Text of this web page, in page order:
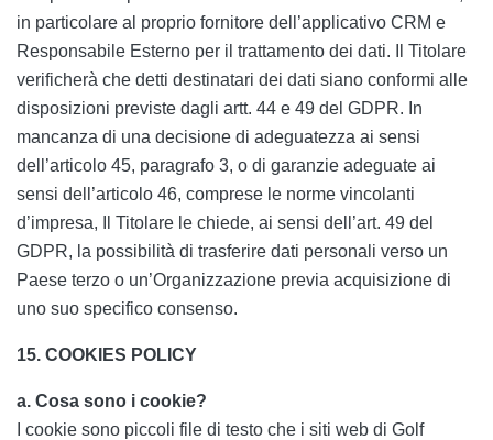
in particolare al proprio fornitore dell’applicativo CRM e
Responsabile Esterno per il trattamento dei dati. Il Titolare
verificherà che detti destinatari dei dati siano conformi alle
disposizioni previste dagli artt. 44 e 49 del GDPR. In
mancanza di una decisione di adeguatezza ai sensi
dell’articolo 45, paragrafo 3, o di garanzie adeguate ai
sensi dell’articolo 46, comprese le norme vincolanti
d’impresa, Il Titolare le chiede, ai sensi dell’art. 49 del
GDPR, la possibilità di trasferire dati personali verso un
Paese terzo o un’Organizzazione previa acquisizione di
uno suo specifico consenso.
15. COOKIES POLICY
a. Cosa sono i cookie?
I cookie sono piccoli file di testo che i siti web di Golf